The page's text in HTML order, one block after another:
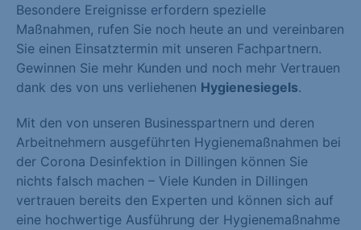
Besondere Ereignisse erfordern spezielle
Maßnahmen, rufen Sie noch heute an und vereinbaren
Sie einen Einsatztermin mit unseren Fachpartnern.
Gewinnen Sie mehr Kunden und noch mehr Vertrauen
dank des von uns verliehenen Hygienesiegels.
Mit den von unseren Businesspartnern und deren
Arbeitnehmern ausgeführten Hygienemaßnahmen bei
der Corona Desinfektion in Dillingen können Sie
nichts falsch machen – Viele Kunden in Dillingen
vertrauen bereits den Experten und können sich auf
eine hochwertige Ausführung der Hygienemaßnahme